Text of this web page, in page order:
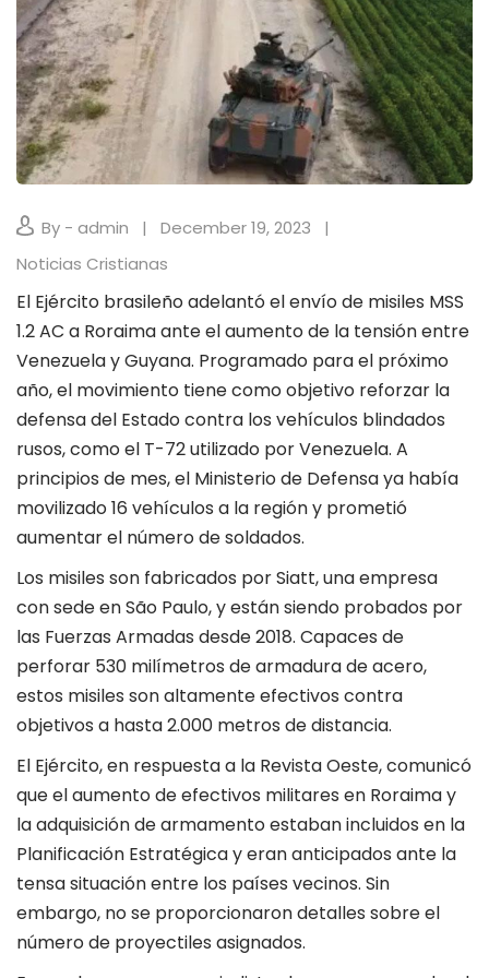
By - admin
December 19, 2023
Noticias Cristianas
El Ejército brasileño adelantó el envío de misiles MSS
1.2 AC a Roraima ante el aumento de la tensión entre
Venezuela y Guyana. Programado para el próximo
año, el movimiento tiene como objetivo reforzar la
defensa del Estado contra los vehículos blindados
rusos, como el T-72 utilizado por Venezuela. A
principios de mes, el Ministerio de Defensa ya había
movilizado 16 vehículos a la región y prometió
aumentar el número de soldados.
Los misiles son fabricados por Siatt, una empresa
con sede en São Paulo, y están siendo probados por
las Fuerzas Armadas desde 2018. Capaces de
perforar 530 milímetros de armadura de acero,
estos misiles son altamente efectivos contra
objetivos a hasta 2.000 metros de distancia.
El Ejército, en respuesta a la Revista Oeste, comunicó
que el aumento de efectivos militares en Roraima y
la adquisición de armamento estaban incluidos en la
Planificación Estratégica y eran anticipados ante la
tensa situación entre los países vecinos. Sin
embargo, no se proporcionaron detalles sobre el
número de proyectiles asignados.